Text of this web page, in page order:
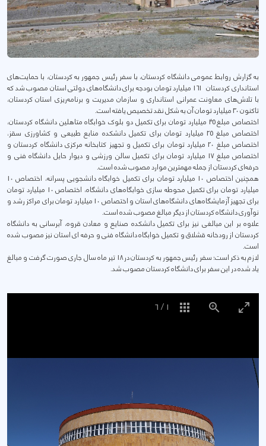
به گزارش روابط عمومی دانشگاه کردستان، با سفر رئیس جمهور به کردستان، با حمایت‌های
استانداری کردستان 161 میلیارد تومان بودجه برای دانشگاه‌های دولتی استان مصوب شد که
با تلاش‌های معاونت عمرانی استانداری و سازمان مدیریت و برنامه‌ریزی استان کردستان،
تاکنون 30 میلیارد تومان آن به شکل نقد تخصیص یافته است.
اختصاص مبلغ 45 میلیارد تومان برای تکمیل دو بلوک خوابگاه متاهلین دانشگاه کردستان،
اختصاص مبلغ 25 میلیارد تومان برای تکمیل دانشکده منابع طبیعی و کشاورزی سقز،
اختصاص مبلغ 20 میلیارد تومان برای تکمیل و تجهیز کتابخانه مرکزی دانشگاه کردستان و
اختصاص مبلغ 17 میلیارد تومان برای تکمیل سالن ورزشی و دیوار حایل دانشگاه فنی و
حرفه‌ای کردستان از جمله مهمترین موارد مصوب شده است.
همچنین اختصاص 10 میلیارد تومان برای تکمیل خوابگاه دانشجویی پسرانه، اختصاص 10
میلیارد تومان برای تکمیل محوطه سازی خوابگاه‌های دانشگاه، اختصاص 10 میلیارد تومان
برای تجهیز آزمایشگاه‌های دانشگاه‌های استان و اختصاص 10 میلیارد تومان برای مراکز رشد و
نوآوری دانشگاه کردستان از دیگر مبالغ مصوب شده است.
علاوه بر این مبالغی نیز برای تکمیل دانشکده صنایع و معادن قروه، آبرسانی به دانشگاه
کردستان از رودخانه قشلاق و تکمیل خوابگاه دانشگاه فنی و حرفه ای استان نیز مصوب شده
است.
لازم به ذکر است؛ سفر رئیس جمهور به کردستان در 18 تیر ماه سال جاری صورت گرفت و مبالغ
یاد شده در این سفر برای دانشگاه کردستان مصوب شد.
1
/
6